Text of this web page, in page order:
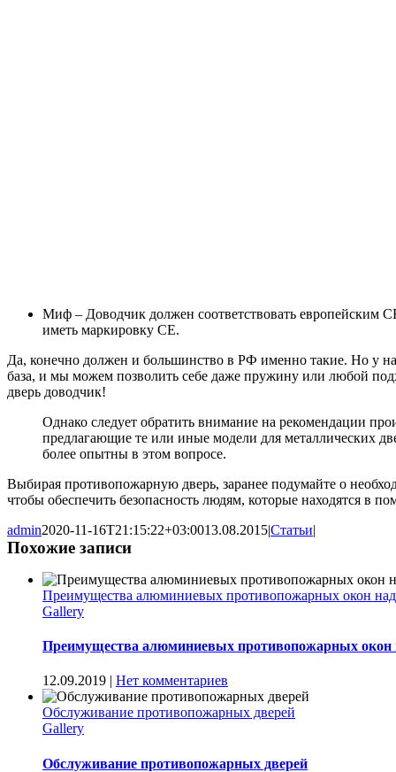
Миф – Доводчик должен соответствовать европейским
иметь маркировку CE.
Да, конечно должен и большинство в РФ именно такие. Но у
база, и мы можем позволить себе даже пружину или любой
дверь доводчик!
Однако следует обратить внимание на рекомендации
предлагающие те или иные модели для металлических
более опытны в этом вопросе.
Выбирая противопожарную дверь, заранее подумайте о
чтобы обеспечить безопасность людям, которые находятся в
admin2020-11-16T21:15:22+03:0013.08.2015|Статьи|
Похожие записи
Преимущества алюминиевых противопожарных окон
Gallery
Преимущества алюминиевых противопожарных окон
12.09.2019 | Нет комментариев
Обслуживание противопожарных дверей
Gallery
Обслуживание противопожарных дверей